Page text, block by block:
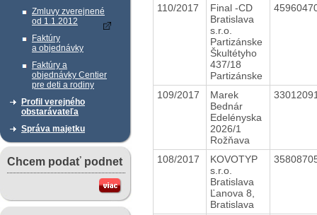
Zmluvy zverejnené
od 1.1.2012
Faktúry
a objednávky
Faktúry a
objednávky Centier
pre deti a rodiny
Profil verejného
obstarávateľa
Správa majetku
Chcem podať podnet
110/2017
Final -CD
Bratislava
s.r.o.
Partizánske
Škultétyho
437/18
Partizánske
109/2017
Marek
Bednár
Edelényska
2026/1
Rožňava
108/2017
KOVOTYP
s.r.o.
Bratislava
Ľanova 8,
Bratislava